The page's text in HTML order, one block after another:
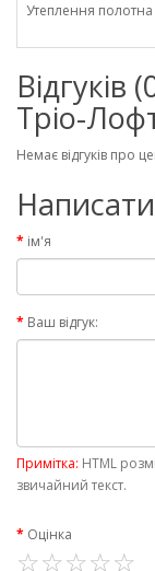
Утеплення полотна
Відгуків
Тріо-
Немає відгуків про
Написати
ім'я
Ваш відгук:
Примітка: HTML
звичайний текст.
Оцінка